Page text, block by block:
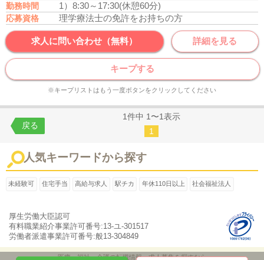
勤務時間 1）8:30～17:30(休憩60分)
応募資格 理学療法士の免許をお持ちの方
求人に問い合わせ（無料） 詳細を見る
キープする
※キープリストはもう一度ボタンをクリックしてください
1件中 1〜1表示
1
戻る
人気キーワードから探す
未経験可 住宅手当 高給与求人 駅チカ 年休110日以上 社会福祉法人
厚生労働大臣認可
有料職業紹介事業許可番号:13-ユ-301517
労働者派遣事業許可番号:般13-304849
医療・福祉・介護の転職情報、求人募集を探すなら